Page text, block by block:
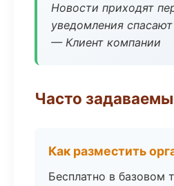
Новости приходят
уведомления
— Клиент компании
Часто
Как разместить
Бесплатно в базовом